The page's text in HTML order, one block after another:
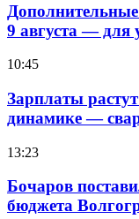
9 августа — для
10:45
Зарплаты
динамике —
13:23
Бочаров
бюджета